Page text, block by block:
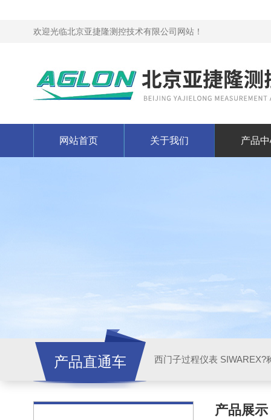
欢迎光临北京亚捷隆测控技术有限公司网站！
网站首页 关于我们 产品
产品直通车 西门子过程仪表 SIWAREX?
产品展示